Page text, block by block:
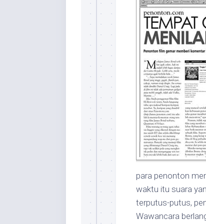
para penonton
waktu itu suara
terputus-putus,
Wawancara